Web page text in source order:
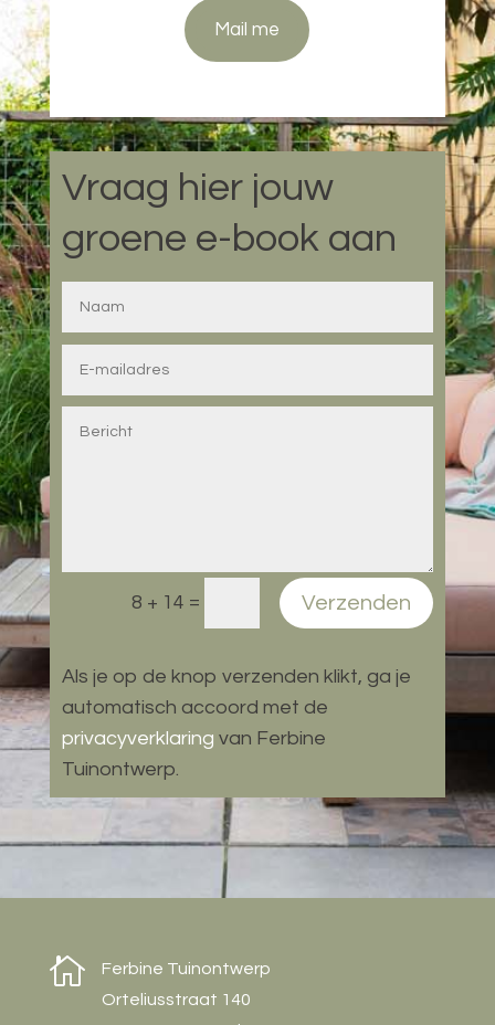
Mail me
Vraag hier jouw
groene e-book aan
8 + 14 = Verzenden
Alternative:
Als je op de knop verzenden klikt, ga je
automatisch accoord met de
privacyverklaring van Ferbine
Tuinontwerp.

Ferbine Tuinontwerp
Orteliusstraat 140